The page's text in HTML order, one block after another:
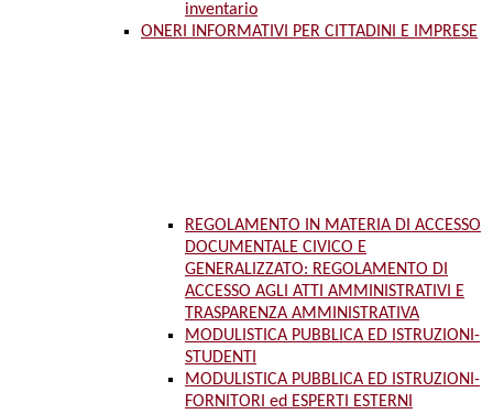
inventario
ONERI INFORMATIVI PER CITTADINI E IMPRESE
REGOLAMENTO IN MATERIA DI ACCESSO
DOCUMENTALE CIVICO E
GENERALIZZATO: REGOLAMENTO DI
ACCESSO AGLI ATTI AMMINISTRATIVI E
TRASPARENZA AMMINISTRATIVA
MODULISTICA PUBBLICA ED ISTRUZIONI-
STUDENTI
MODULISTICA PUBBLICA ED ISTRUZIONI-
FORNITORI ed ESPERTI ESTERNI